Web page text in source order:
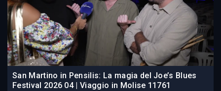
San Martino in Pensilis: La magia del Joe’s Blues
Festival 2026 04 | Viaggio in Molise 11761